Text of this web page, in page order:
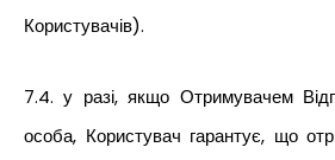
Користувачів).
7.4. у разі, якщо Отримувачем
особа, Користувач гарантує, що